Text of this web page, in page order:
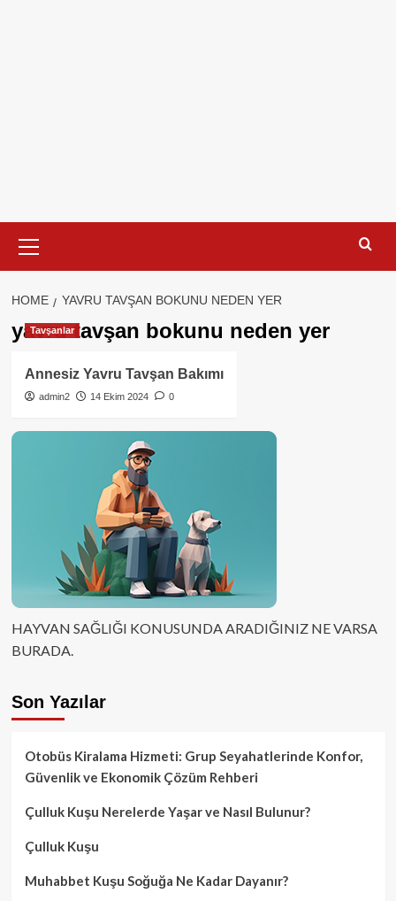
Menu
HOME YAVRU TAVŞAN BOKUNU NEDEN YER
yavru tavşan bokunu neden yer
Tavşanlar
Annesiz Yavru Tavşan Bakımı
admin2 14 Ekim 2024 0
HAYVAN SAĞLIĞI KONUSUNDA ARADIĞINIZ NE VARSA
BURADA.
Son Yazılar
Otobüs Kiralama Hizmeti: Grup Seyahatlerinde Konfor,
Güvenlik ve Ekonomik Çözüm Rehberi
Çulluk Kuşu Nerelerde Yaşar ve Nasıl Bulunur?
Çulluk Kuşu
Muhabbet Kuşu Soğuğa Ne Kadar Dayanır?